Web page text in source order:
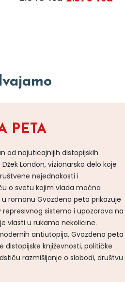
PETA
od najuticajnijih distopijskih
London, vizionarsko delo koje
nejednakosti i
o svetu kojim vlada moćna
u romanu Gvozdena peta prikazuje
sistema i upozorava na
vlasti u rukama nekolicine.
antiutopija, Gvozdena peta
distopijske književnosti, političke
razmišljanje o slobodi, društvu